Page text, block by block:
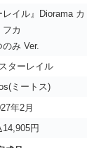
レイル』Diorama カ
フカ
のみ Ver.
ターレイル
ミートス)
年2月
14,905円